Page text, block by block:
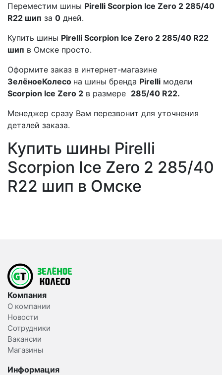
Переместим шины Pirelli Scorpion Ice Zero 2 285/40
R22 шип за 0 дней.
Купить шины Pirelli Scorpion Ice Zero 2 285/40 R22
шип в Омске просто.
Оформите заказ в интернет-магазине
ЗелёноеКолесо на шины бренда Pirelli модели
Scorpion Ice Zero 2 в размере 285/40 R22.
Менеджер сразу Вам перезвонит для уточнения
деталей заказа.
Купить шины Pirelli
Scorpion Ice Zero 2 285/40
R22 шип в Омске
Компания
О компании
Новости
Сотрудники
Вакансии
Магазины
Информация